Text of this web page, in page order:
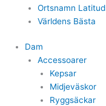
Ortsnamn Latitud
Världens Bästa
Dam
Accessoarer
Kepsar
Midjeväskor
Ryggsäckar